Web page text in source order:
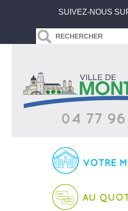
SUIVEZ-NOUS